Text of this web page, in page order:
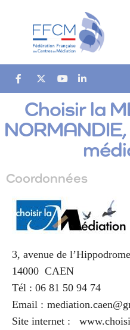
Choisir la
Coordonnées
3, avenue de
14000 CAEN
Tél : 06 81 50 94 74
Email :
Site internet :